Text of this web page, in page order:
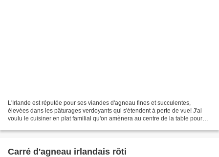
L'Irlande est réputée pour ses viandes d'agneau fines et succulentes,
élevées dans les pâturages verdoyants qui s'étendent à perte de vue! J'ai
voulu le cuisiner en plat familial qu'on amènera au centre de la table pour
Carré d'agneau irlandais rôti